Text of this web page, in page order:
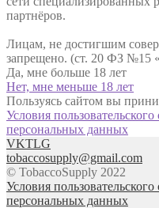
партнёров.
Лицам, не достигшим
запрещено. (ст. 20 ФЗ №15
Да, мне больше 18 лет
Нет, мне меньше 18 лет
Пользуясь сайтом вы
Условия
персональных данных
VKTLG
tobaccosupply@gmail.com
© TobaccoSupply 2022
Условия
персональных данных